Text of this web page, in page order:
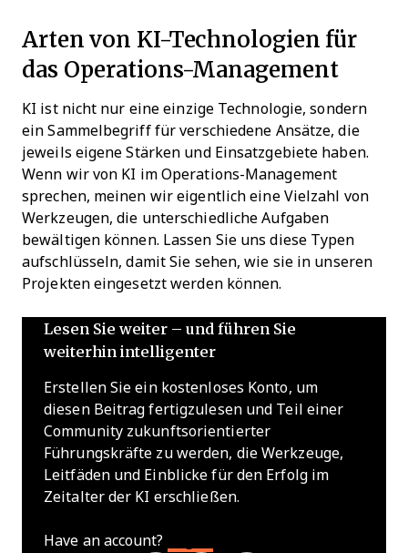
Arten von KI-Technologien für
das Operations-Management
KI ist nicht nur eine einzige Technologie, sondern
ein Sammelbegriff für verschiedene Ansätze, die
jeweils eigene Stärken und Einsatzgebiete haben.
Wenn wir von KI im Operations-Management
sprechen, meinen wir eigentlich eine Vielzahl von
Werkzeugen, die unterschiedliche Aufgaben
bewältigen können. Lassen Sie uns diese Typen
aufschlüsseln, damit Sie sehen, wie sie in unseren
Projekten eingesetzt werden können.
Lesen Sie weiter – und führen Sie
weiterhin intelligenter
Erstellen Sie ein kostenloses Konto, um
diesen Beitrag fertigzulesen und Teil einer
Community zukunftsorientierter
Führungskräfte zu werden, die Werkzeuge,
Leitfäden und Einblicke für den Erfolg im
Zeitalter der KI erschließen.
Have an account?